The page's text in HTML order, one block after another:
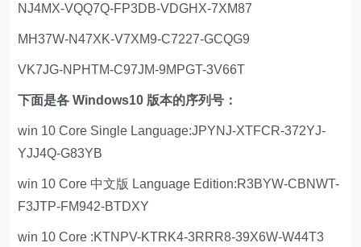
NJ4MX-VQQ7Q-FP3DB-VDGHX-7XM87
MH37W-N47XK-V7XM9-C7227-GCQG9
VK7JG-NPHTM-C97JM-9MPGT-3V66T
下面是各 Windows10 版本的序列号：
win 10 Core Single Language:JPYNJ-XTFCR-372YJ-
YJJ4Q-G83YB
win 10 Core 中文版 Language Edition:R3BYW-CBNWT-
F3JTP-FM942-BTDXY
win 10 Core :KTNPV-KTRK4-3RRR8-39X6W-W44T3